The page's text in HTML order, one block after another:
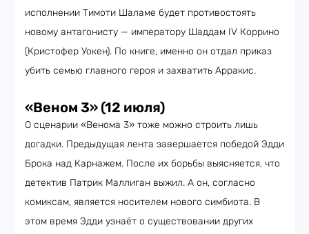
исполнении Тимоти Шаламе будет противостоять
новому антагонисту — императору Шаддам IV Коррино
(Кристофер Уокен). По книге, именно он отдал приказ
убить семью главного героя и захватить Арракис.
«Веном 3» (12 июля)
О сценарии «Венома 3» тоже можно строить лишь
догадки. Предыдущая лента завершается победой Эдди
Брока над Карнажем. После их борьбы выясняется, что
детектив Патрик Маллиган выжил. А он, согласно
комиксам, является носителем нового симбиота. В
этом время Эдди узнаёт о существовании других